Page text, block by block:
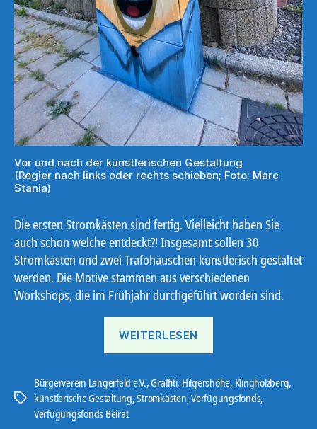
Vor und nach der künstlerischen Gestaltung
(Regler nach links oder rechts schieben; Foto: Marc
Stania)
Die ersten Stromkästen sind fertig. Vielleicht haben Sie
auch schon welche entdeckt?! Insgesamt sollen 30
Stromkästen und zwei Trafohäuschen künstlerisch gestaltet
werden. Die Motive stammen aus verschiedenen
Workshops, die im Frühjahr durchgeführt worden sind.
WEITERLESEN
Schlagwörter
Bürgerverein Langerfeld e.V.,Graffiti, Hilgershöhe, Klingholzberg,
künstlerische Gestaltung,Stromkästen,Verfügungsfonds,
Verfügungsfonds Beirat